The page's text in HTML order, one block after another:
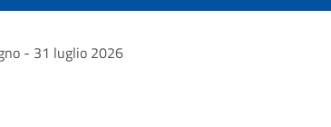
- 31 luglio 2026